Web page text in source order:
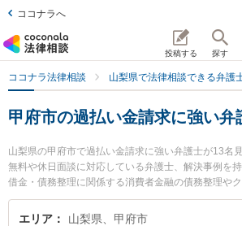
ココナラへ
投稿する 探す
ココナラ法律相談 山梨県で法律相談できる弁護
甲府市の過払い金請求に強い弁
山梨県の甲府市で過払い金請求に強い弁護士が13名
無料や休日面談に対応している弁護士、解決事例を
借金・債務整理に関係する消費者金融の債務整理や
理、リボ払いの債務整理等の細かな分野での絞り込
に舞鶴法律事務所の斉藤 圭弁護士や弁護士法人ATB
エリア 山梨県、甲府市